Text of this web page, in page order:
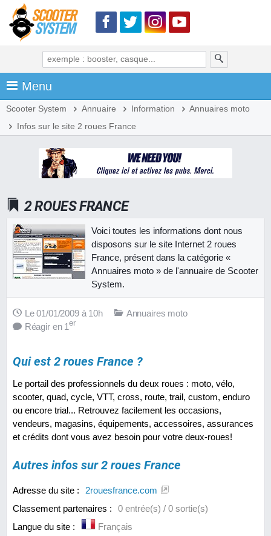
Menu
Scooter System Annuaire Information
Annuaires moto
Infos sur le site 2 roues France
2 ROUES FRANCE
Voici toutes les informations dont nous
disposons sur le site Internet 2 roues
France, présent dans la catégorie «
Annuaires moto » de l'annuaire de Scooter
System.
Le 01/01/2009 à 10h
Annuaires moto
Réagir en 1er
Qui est 2 roues France ?
Le portail des professionnels du deux roues : moto, vélo,
scooter, quad, cycle, VTT, cross, route, trail, custom, enduro
ou encore trial... Retrouvez facilement les occasions,
vendeurs, magasins, équipements, accessoires, assurances
et crédits dont vous avez besoin pour votre deux-roues!
Autres infos sur 2 roues France
Adresse du site :
2rouesfrance.com
Classement partenaires :
0 entrée(s) / 0 sortie(s)
Langue du site :
Français